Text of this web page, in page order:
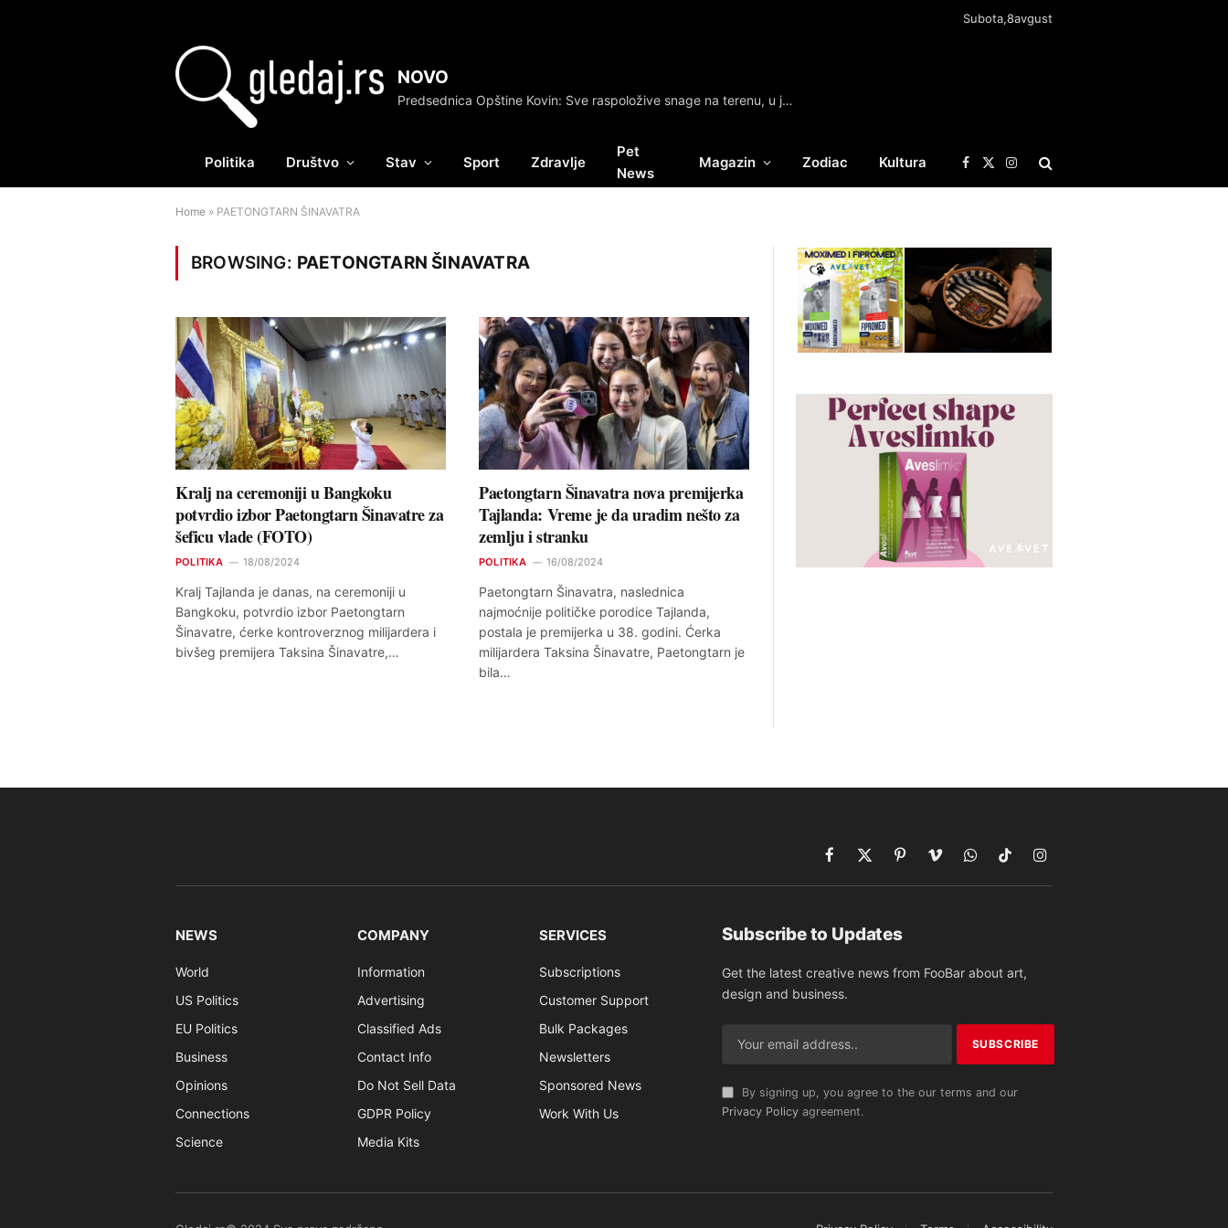
Subota,8avgust
NOVO
Predsednica Opštine Kovin: Sve raspoložive snage na terenu, u javnosti mnogo dezinformacija
Politika Društvo Stav Sport Zdravlje
Pet
News
Magazin Zodiac Kultura Facebook
X
(Twitter)
Instagram
Home » PAETONGTARN ŠINAVATRA
BROWSING: PAETONGTARN ŠINAVATRA
Kralj na ceremoniji u Bangkoku
potvrdio izbor Paetongtarn Šinavatre za
šeficu vlade (FOTO)
POLITIKA 18/08/2024
Kralj Tajlanda je danas, na ceremoniji u
Bangkoku, potvrdio izbor Paetongtarn
Šinavatre, ćerke kontroverznog milijardera i
bivšeg premijera Taksina Šinavatre,…
Paetongtarn Šinavatra nova premijerka
Tajlanda: Vreme je da uradim nešto za
zemlju i stranku
POLITIKA 16/08/2024
Paetongtarn Šinavatra, naslednica
najmoćnije političke porodice Tajlanda,
postala je premijerka u 38. godini. Ćerka
milijardera Taksina Šinavatre, Paetongtarn je
bila…
Facebook
X
(Twitter)
PinterestVimeoWhatsAppTikTokInstagram
NEWS
World
US Politics
EU Politics
Business
Opinions
Connections
Science
COMPANY
Information
Advertising
Classified Ads
Contact Info
Do Not Sell Data
GDPR Policy
Media Kits
SERVICES
Subscriptions
Customer Support
Bulk Packages
Newsletters
Sponsored News
Work With Us
Subscribe to Updates
Get the latest creative news from FooBar about art,
design and business.
By signing up, you agree to the our terms and our
Privacy Policyagreement.